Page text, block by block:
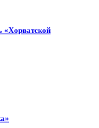
«Хорватской